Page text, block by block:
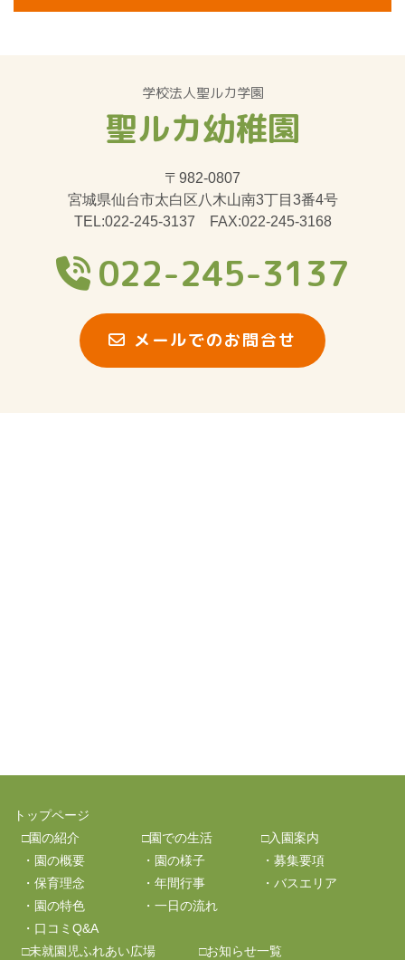
学校法人聖ルカ学園
聖ルカ幼稚園
〒982-0807
宮城県仙台市太白区八木山南3丁目3番4号
TEL:022-245-3137 FAX:022-245-3168
022-245-3137
メールでのお問合せ
トップページ
□園の紹介
・園の概要
・保育理念
・園の特色
・口コミQ&A
□園での生活
・園の様子
・年間行事
・一日の流れ
□入園案内
・募集要項
・バスエリア
□未就園児ふれあい広場 □お知らせ一覧